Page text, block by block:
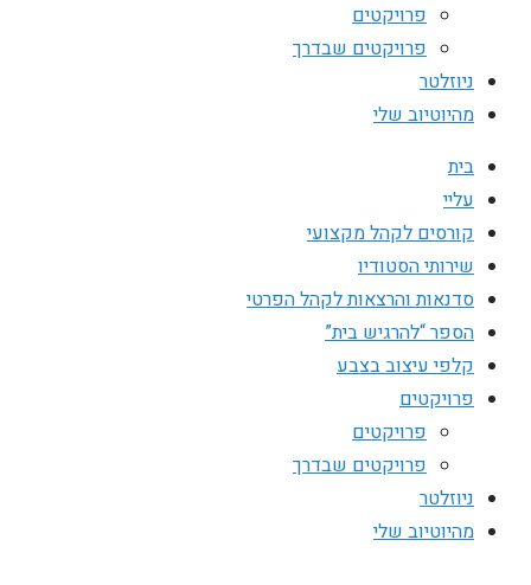
פרויקטים
פרויקטים שבדרך
ניוזלטר
מהיוטיוב שלי
בית
עליי
קורסים לקהל מקצועי
שירותי הסטודיו
סדנאות והרצאות לקהל הפרטי
הספר “להרגיש בית”
קלפי עיצוב בצבע
פרויקטים
פרויקטים
פרויקטים שבדרך
ניוזלטר
מהיוטיוב שלי